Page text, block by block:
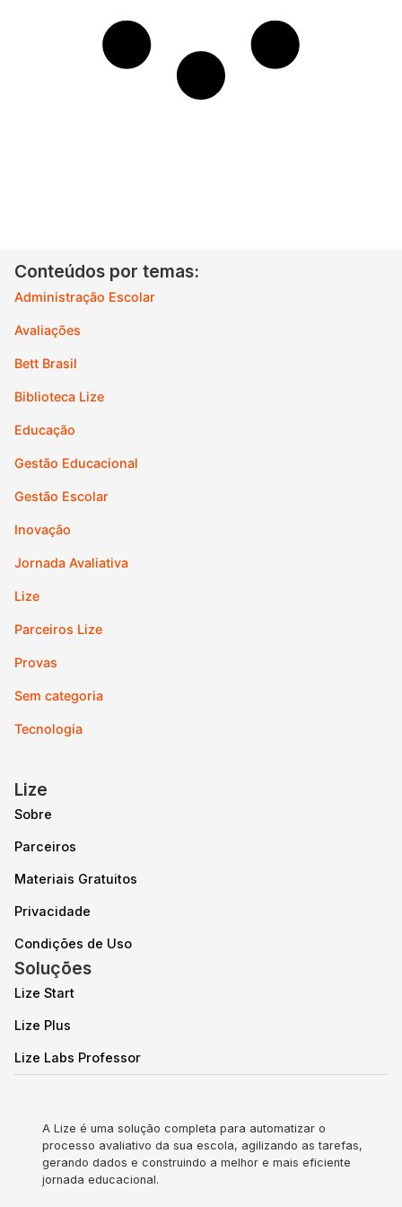
Conteúdos por temas:
Administração Escolar
Avaliações
Bett Brasil
Biblioteca Lize
Educação
Gestão Educacional
Gestão Escolar
Inovação
Jornada Avaliativa
Lize
Parceiros Lize
Provas
Sem categoria
Tecnologia
Lize
Sobre
Parceiros
Materiais Gratuitos
Privacidade
Condições de Uso
Soluções
Lize Start
Lize Plus
Lize Labs Professor
A Lize é uma solução completa para automatizar o
processo avaliativo da sua escola, agilizando as tarefas,
gerando dados e construindo a melhor e mais eficiente
jornada educacional.